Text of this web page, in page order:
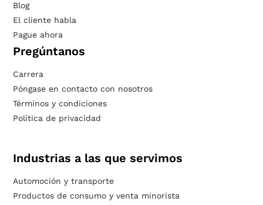
Blog
El cliente habla
Pague ahora
Pregúntanos
Carrera
Póngase en contacto con nosotros
Términos y condiciones
Política de privacidad
Industrias a las que servimos
Automoción y transporte
Productos de consumo y venta minorista